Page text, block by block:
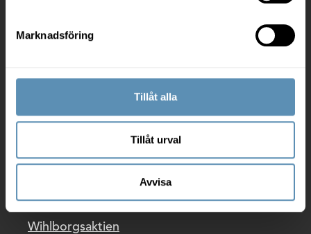
Marknadsföring
Tillåt alla
Tillåt urval
Avvisa
För leverantörer
Jobba hos oss
Rapporter
Wihlborgsaktien